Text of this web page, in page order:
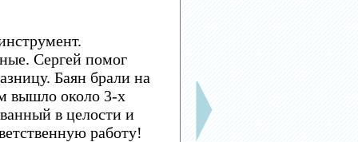
Сергей помог
Баян брали на
вышло около 3-х
в целости и
работу!